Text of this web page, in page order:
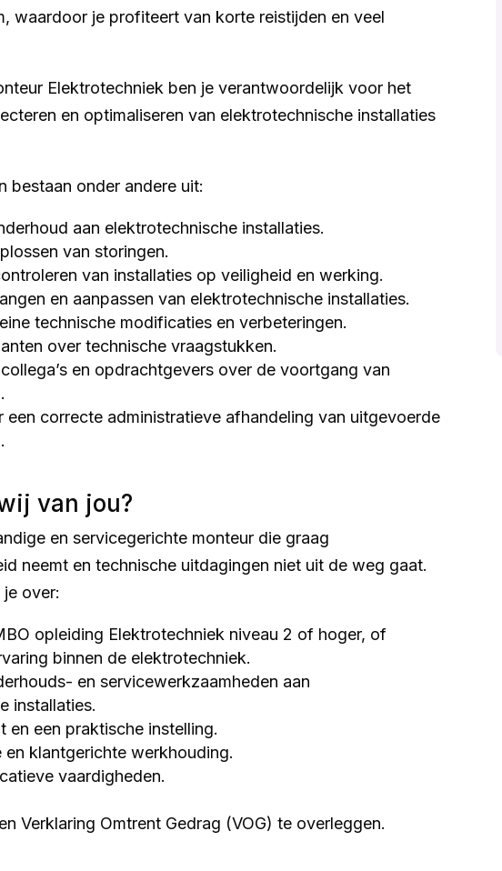
waardoor je profiteert van korte reistijden en veel
Elektrotechniek ben je verantwoordelijk voor het
en optimaliseren van elektrotechnische installaties
bestaan onder andere uit:
aan elektrotechnische installaties.
van storingen.
van installaties op veiligheid en werking.
en aanpassen van elektrotechnische installaties.
technische modificaties en verbeteringen.
over technische vraagstukken.
en opdrachtgevers over de voortgang van
een correcte administratieve afhandeling van uitgevoerde
van jou?
en servicegerichte monteur die graag
neemt en technische uitdagingen niet uit de weg gaat.
over:
opleiding Elektrotechniek niveau 2 of hoger, of
binnen de elektrotechniek.
en servicewerkzaamheden aan
installaties.
en een praktische instelling.
en klantgerichte werkhouding.
vaardigheden.
Verklaring Omtrent Gedrag (VOG) te overleggen.